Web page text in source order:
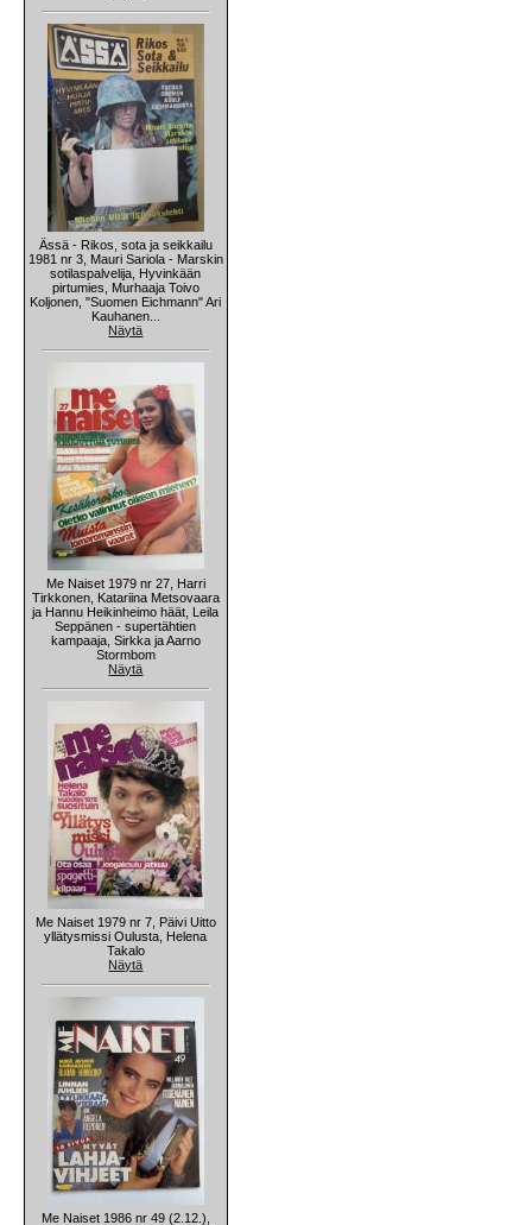
Ässä - Rikos, sota ja seikkailu
1981 nr 3, Mauri Sariola - Marskin
sotilaspalvelija, Hyvinkään
pirtumies, Murhaaja Toivo
Koljonen, "Suomen Eichmann" Ari
Kauhanen...
Näytä
Me Naiset 1979 nr 27, Harri
Tirkkonen, Katariina Metsovaara
ja Hannu Heikinheimo häät, Leila
Seppänen - supertähtien
kampaaja, Sirkka ja Aarno
Stormbom
Näytä
Me Naiset 1979 nr 7, Päivi Uitto
yllätysmissi Oulusta, Helena
Takalo
Näytä
Me Naiset 1986 nr 49 (2.12.),